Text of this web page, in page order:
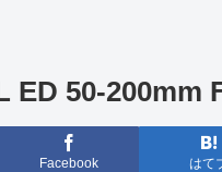
ED 50-200mm
Facebook はて